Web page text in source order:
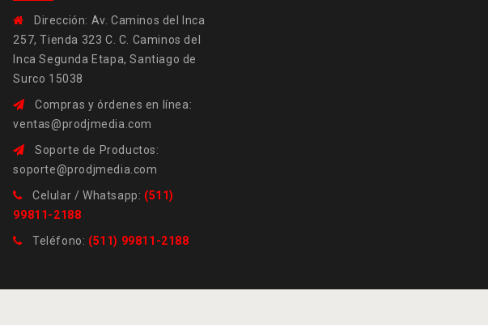
Dirección: Av. Caminos del Inca
257, Tienda 323 C. C. Caminos del
Inca Segunda Etapa, Santiago de
Surco 15038
Compras y órdenes en línea:
ventas@prodjmedia.com
Soporte de Productos:
soporte@prodjmedia.com
Celular / Whatsapp: (511)
99811-2188
Teléfono: (511) 99811-2188